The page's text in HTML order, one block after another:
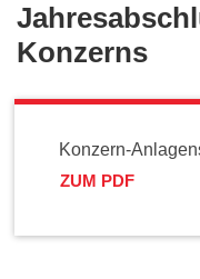
Konzerns
Konzern-
ZUM PDF